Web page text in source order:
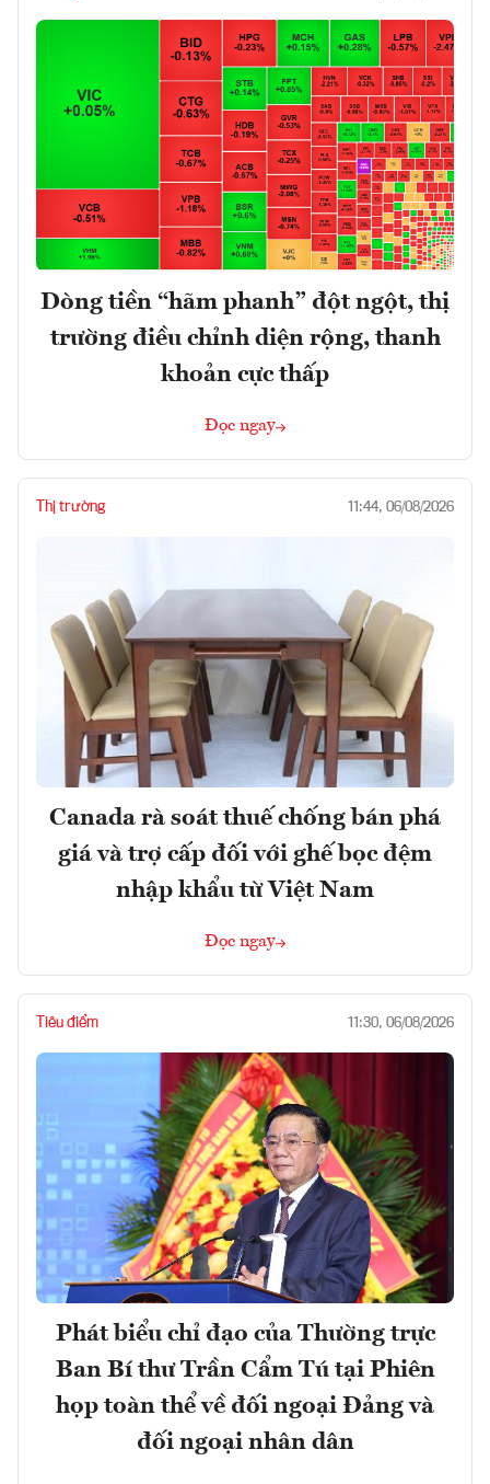
Dòng tiền “hãm phanh” đột ngột, thị
trường điều chỉnh diện rộng, thanh
khoản cực thấp
Đọc ngay
Thị trường 11:44, 06/08/2026
Canada rà soát thuế chống bán phá
giá và trợ cấp đối với ghế bọc đệm
nhập khẩu từ Việt Nam
Đọc ngay
Tiêu điểm 11:30, 06/08/2026
Phát biểu chỉ đạo của Thường trực
Ban Bí thư Trần Cẩm Tú tại Phiên
họp toàn thể về đối ngoại Đảng và
đối ngoại nhân dân